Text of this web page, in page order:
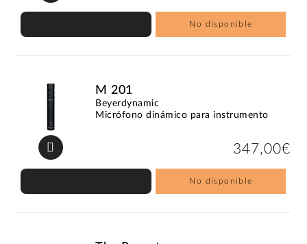
No disponible
M 201
Beyerdynamic
Micrófono dinámico para instrumento
347,00€
No disponible